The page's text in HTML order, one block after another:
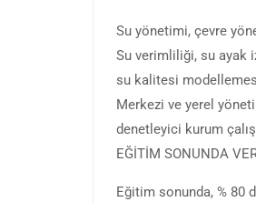
Su yönetimi, çevre
Su verimliliği, su ayak
su kalitesi
Merkezi ve yerel
denetleyici kurum
EĞİTİM SONUNDA
Eğitim sonunda, % 80